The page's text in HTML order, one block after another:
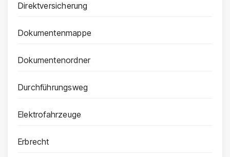
Direktversicherung
Dokumentenmappe
Dokumentenordner
Durchführungsweg
Elektrofahrzeuge
Erbrecht